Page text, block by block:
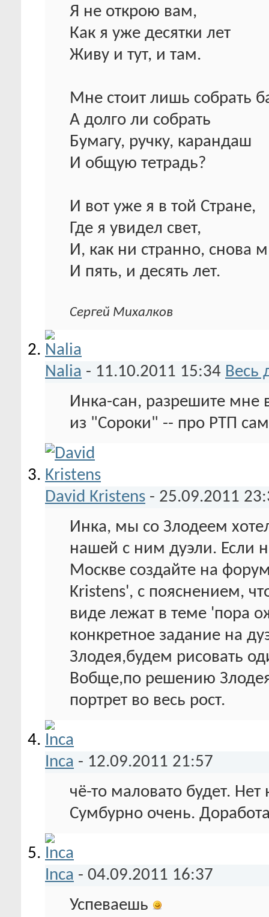
Я не открою вам,
Как я уже десятки лет
Живу и тут, и там.
Мне стоит лишь собрать
А долго ли собрать
Бумагу, ручку, карандаш
И общую тетрадь?
И вот уже я в той Стране,
Где я увидел свет,
И, как ни странно, снова
И пять, и десять лет.
Сергей Михалков
Nalia - 11.10.2011 15:34 Весь
Инка-сан, разрешите мне
из "Сороки" -- про РТП
David Kristens - 25.09.2011
Инка, мы со Злодеем
нашей с ним дуэли. Если
Москве создайте на
Kristens', с пояснением,
виде лежат в теме 'пора
конкретное задание на
Злодея,будем рисовать
Вобще,по решению
портрет во весь рост.
Inca - 12.09.2011 21:57
чё-то маловато будет.
Сумбурно очень.
Inca - 04.09.2011 16:37
Успеваешь